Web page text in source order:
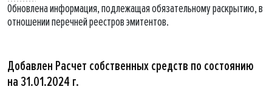
Обновлена информация, подлежащая обязательному раскрытию, в
отношении перечней реестров эмитентов.
Добавлен Расчет собственных средств по состоянию
на 31.01.2024 г.